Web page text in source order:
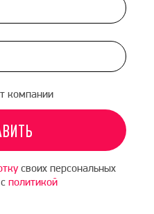
компании
своих персональных
политикой